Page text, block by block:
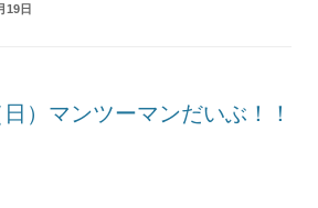
19日
）マンツーマンだいぶ！！